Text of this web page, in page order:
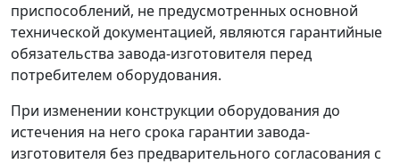
приспособлений, не предусмотренных основной
технической документацией, являются гарантийные
обязательства завода-изготовителя перед
потребителем оборудования.
При изменении конструкции оборудования до
истечения на него срока гарантии завода-
изготовителя без предварительного согласования с